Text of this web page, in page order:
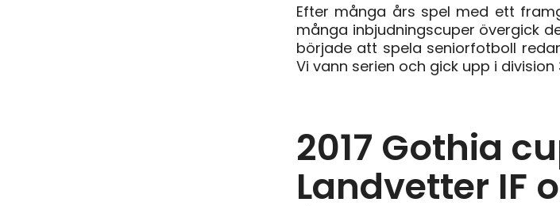
Efter många års spel med ett
många inbjudningscuper övergick
började att spela seniorfotboll
Vi vann serien och gick upp i division
2017 Gothia
Landvetter IF